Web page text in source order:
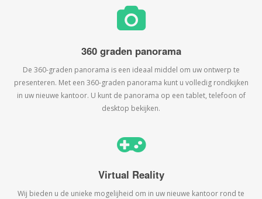
360 graden panorama
De 360-graden panorama is een ideaal middel om uw ontwerp te
presenteren. Met een 360-graden panorama kunt u volledig rondkijken
in uw nieuwe kantoor. U kunt de panorama op een tablet, telefoon of
desktop bekijken.
Virtual Reality
Wij bieden u de unieke mogelijheid om in uw nieuwe kantoor rond te